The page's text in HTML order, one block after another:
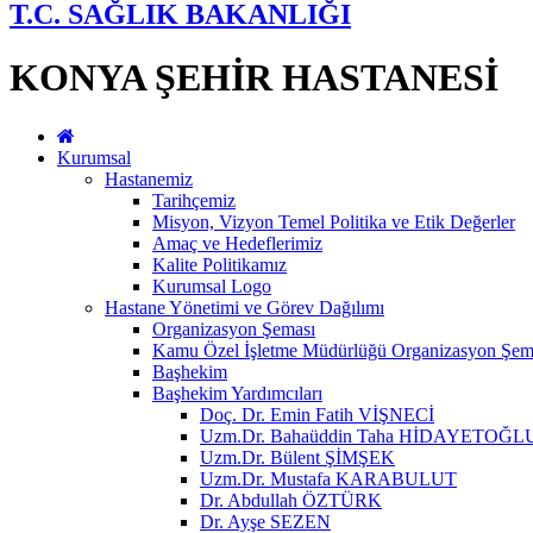
T.C. SAĞLIK BAKANLIĞI
KONYA ŞEHİR HASTANESİ
Kurumsal
Hastanemiz
Tarihçemiz
Misyon, Vizyon Temel Politika ve Etik Değerler
Amaç ve Hedeflerimiz
Kalite Politikamız
Kurumsal Logo
Hastane Yönetimi ve Görev Dağılımı
Organizasyon Şeması
Kamu Özel İşletme Müdürlüğü Organizasyon
Başhekim
Başhekim Yardımcıları
Doç. Dr. Emin Fatih VİŞNECİ
Uzm.Dr. Bahaüddin Taha
Uzm.Dr. Bülent ŞİMŞEK
Uzm.Dr. Mustafa KARABULUT
Dr. Abdullah ÖZTÜRK
Dr. Ayşe SEZEN